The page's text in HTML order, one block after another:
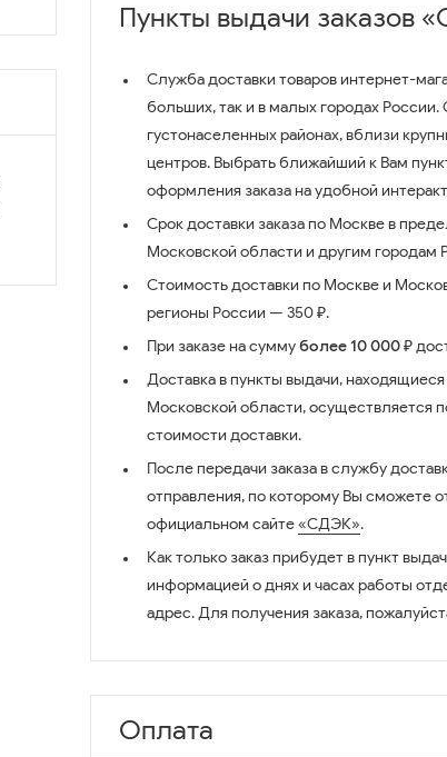
Пункты выдачи заказов
Служба доставки товаров интернет-
больших, так и в малых городах
густонаселенных районах, вблизи
центров. Выбрать ближайший к Вам
оформления заказа на удобной
Срок доставки заказа по Москве в
Московской области и другим городам
Стоимость доставки по Москве и
регионы России — 350 ₽.
При заказе на суммуболее 10 000 ₽
Доставка в пункты выдачи,
Московской области, осуществляется
стоимости доставки.
После передачи заказа в службу
отправления, по которому Вы сможете
официальном сайте«СДЭК».
Как только заказ прибудет в пункт
информацией о днях и часах работы
адрес. Для получения заказа,
Оплата